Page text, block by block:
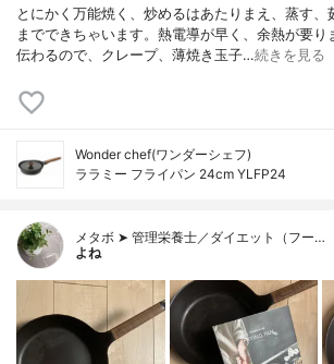
とにかく万能焼く、炒めるはあたりまえ、蒸す、
までできちゃいます。熱電導が早く、余熱が要り
伝わるので、クレープ、薄焼き玉子…続きを見る
Wonder chef(ワンダーシェフ)
ララミー フライパン 24cm YLFP24
メタボ ➤ 管理栄養士／ダイエット（フー…
よね